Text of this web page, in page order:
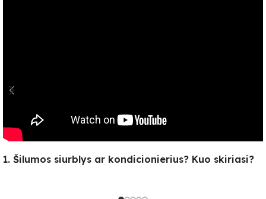
1. Šilumos siurblys ar kondicionierius? Kuo skiriasi?